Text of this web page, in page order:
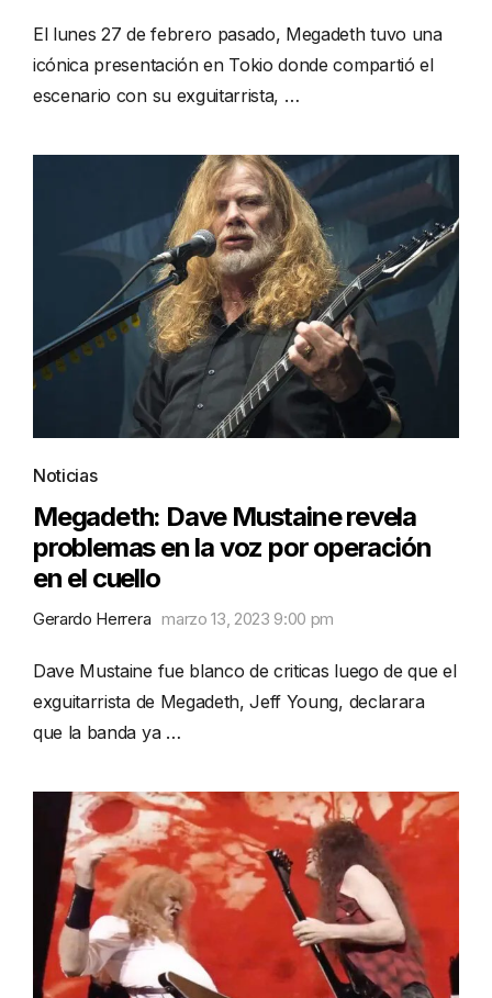
El lunes 27 de febrero pasado, Megadeth tuvo una
icónica presentación en Tokio donde compartió el
escenario con su exguitarrista, …
Noticias
Megadeth: Dave Mustaine revela
problemas en la voz por operación
en el cuello
Gerardo Herrera marzo 13, 2023 9:00 pm
Dave Mustaine fue blanco de criticas luego de que el
exguitarrista de Megadeth, Jeff Young, declarara
que la banda ya …